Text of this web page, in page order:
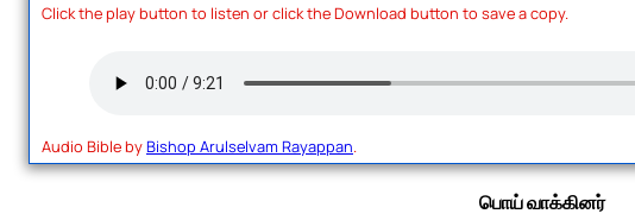
Click the play button to listen or click the Download button to save a copy.
Audio Bible byBishop Arulselvam Rayappan.
பொய் வாக்கினர்